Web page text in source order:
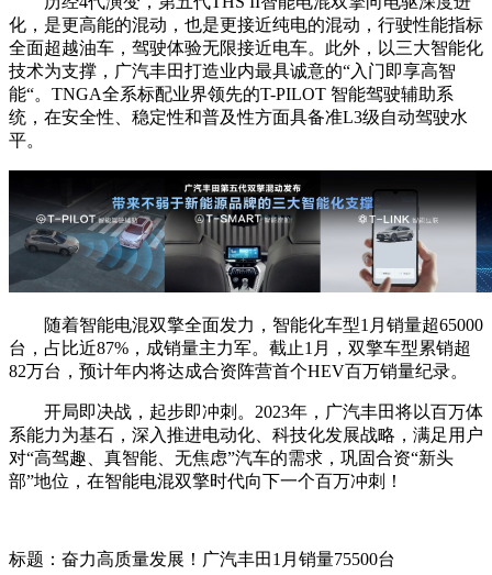
化，是更高能的混动，也是更接近纯电的混动，行驶性能指标
全面超越油车，驾驶体验无限接近电车。此外，以三大智能化
技术为支撑，广汽丰田打造业内最具诚意的“入门即享高智
能“。TNGA全系标配业界领先的T-PILOT 智能驾驶辅助系
统，在安全性、稳定性和普及性方面具备准L3级自动驾驶水
平。
随着智能电混双擎全面发力，智能化车型1月销量超65000
台，占比近87%，成销量主力军。截止1月，双擎车型累销超
82万台，预计年内将达成合资阵营首个HEV百万销量纪录。
开局即决战，起步即冲刺。2023年，广汽丰田将以百万体
系能力为基石，深入推进电动化、科技化发展战略，满足用户
对“高驾趣、真智能、无焦虑”汽车的需求，巩固合资“新头
部”地位，在智能电混双擎时代向下一个百万冲刺！
标题：奋力高质量发展！广汽丰田1月销量75500台